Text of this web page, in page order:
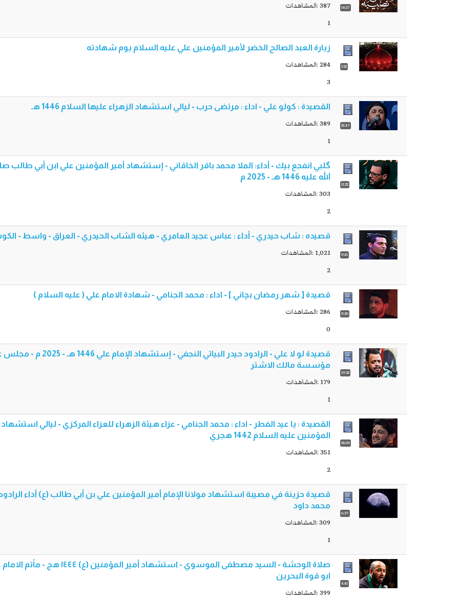
14:27
387 :المشاهدات
1
1:22
زيارة العبد الصالح الخضر لأمير المؤمنين علي عليه السلام يوم شهادته
284 :المشاهدات
3
15:47
القصيدة : كولو علي - اداء : مرتضى حرب - ليالي استشهاد الزهراء عليها السلام 1446 هـ
389 :المشاهدات
1
11:22
گلبي انفجع بيك - أداء: الملا محمد باقر الخاقاني - إستشهاد أمير المؤمنين علي ابن أبي طالب
الله عليه 1446 هـ - 2025 م
303 :المشاهدات
2
9:41
قصيده : شاب حيدري - أداء : عباس عجيد العامري - هيئه الشاب الحيدري - العراق - واسط -
1,021 :المشاهدات
2
9:30
قصيدة [ شهر رمضان بچاني ] - اداء : محمد الجنامي - شهادة الامام علي ( عليه السلام )
286 :المشاهدات
0
19:32
قصيدة لو لا علي - الرادود حيدر البياتي النجفي - إستشهاد الإمام علي
مؤسسة مالك الاشتر
179 :المشاهدات
1
18:00
القصيدة : يا عيد الفطر - اداء : محمد الجنامي - عزاء هيئة الزهراء للعزاء المركزي - ليالي استشهاد
المؤمنين عليه السلام 1442 هجري
351 :المشاهدات
2
6:37
قصيدة حزينة في مصيبة استشهاد مولانا الإمام أمير المؤمنين علي بن أبي طالب (ع) أداء
محمد داود
309 :المشاهدات
1
4:41
صلاة الوحشة - السيد مصطفى الموسوي - استشهاد أمير المؤمنين (ع) ١٤٤٤
ابو قوة البحرين
399 :المشاهدات